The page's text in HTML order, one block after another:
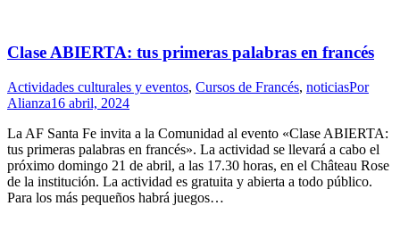
Clase ABIERTA: tus primeras palabras en francés
Actividades culturales y eventos, Cursos de Francés, noticiasPor
Alianza16 abril, 2024
La AF Santa Fe invita a la Comunidad al evento «Clase ABIERTA:
tus primeras palabras en francés». La actividad se llevará a cabo el
próximo domingo 21 de abril, a las 17.30 horas, en el Château Rose
de la institución. La actividad es gratuita y abierta a todo público.
Para los más pequeños habrá juegos…